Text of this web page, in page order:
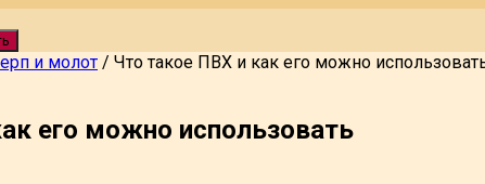
и молот / Что такое ПВХ и как его можно
его можно использовать